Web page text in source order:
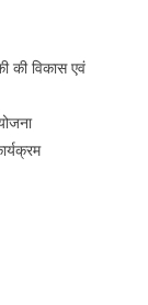
की विकास एवं